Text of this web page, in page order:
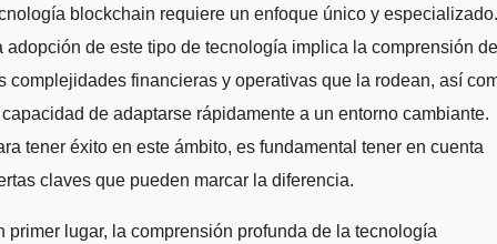
blockchain requiere un enfoque único y especializado.
adopción de este tipo de tecnología implica la comprensión de
complejidades financieras y operativas que la rodean, así
de adaptarse rápidamente a un entorno cambiante.
tener éxito en este ámbito, es fundamental tener en cuenta
claves que pueden marcar la diferencia.
primer lugar, la comprensión profunda de la tecnología